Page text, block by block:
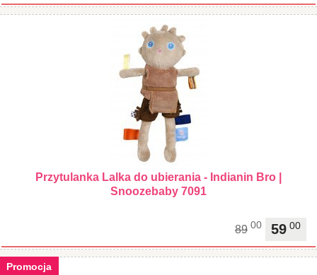
Przytulanka Lalka do ubierania - Indianin Bro |
Snoozebaby 7091
59 00
89 00
Promocja